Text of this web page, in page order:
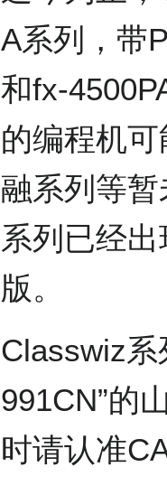
A系列，带
和fx-
的编程机
融系列等
系列已经
版。
Classwiz系
991CN”的
时请认准